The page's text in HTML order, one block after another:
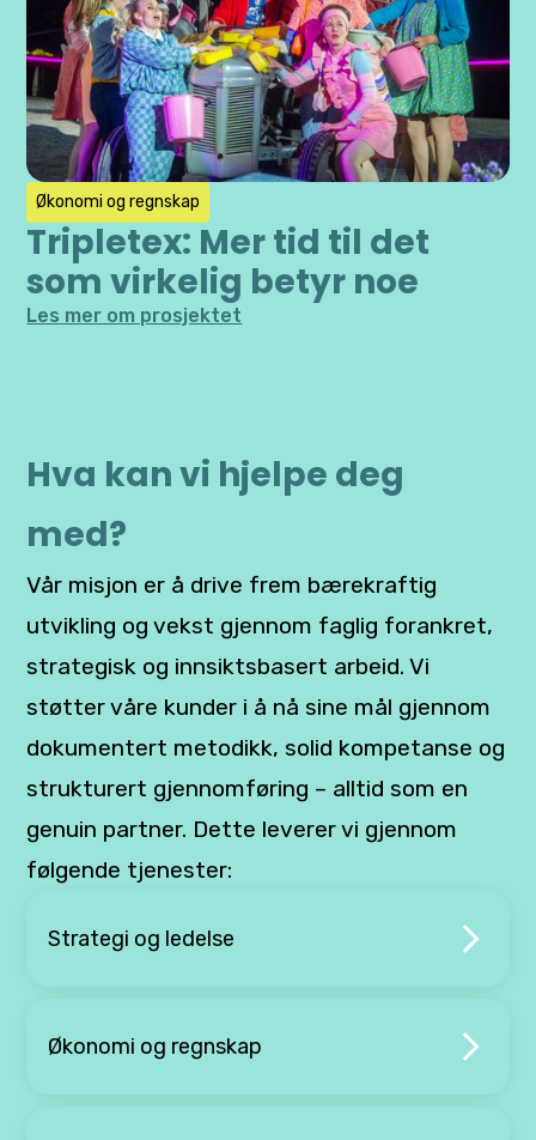
Økonomi og regnskap
Tripletex: Mer tid til det
som virkelig betyr noe
Les mer om prosjektet
Hva kan vi hjelpe deg
med?
Vår misjon er å drive frem bærekraftig
utvikling og vekst gjennom faglig forankret,
strategisk og innsiktsbasert arbeid. Vi
støtter våre kunder i å nå sine mål gjennom
dokumentert metodikk, solid kompetanse og
strukturert gjennomføring – alltid som en
genuin partner. Dette leverer vi gjennom
følgende tjenester:
Strategi og ledelse
Økonomi og regnskap